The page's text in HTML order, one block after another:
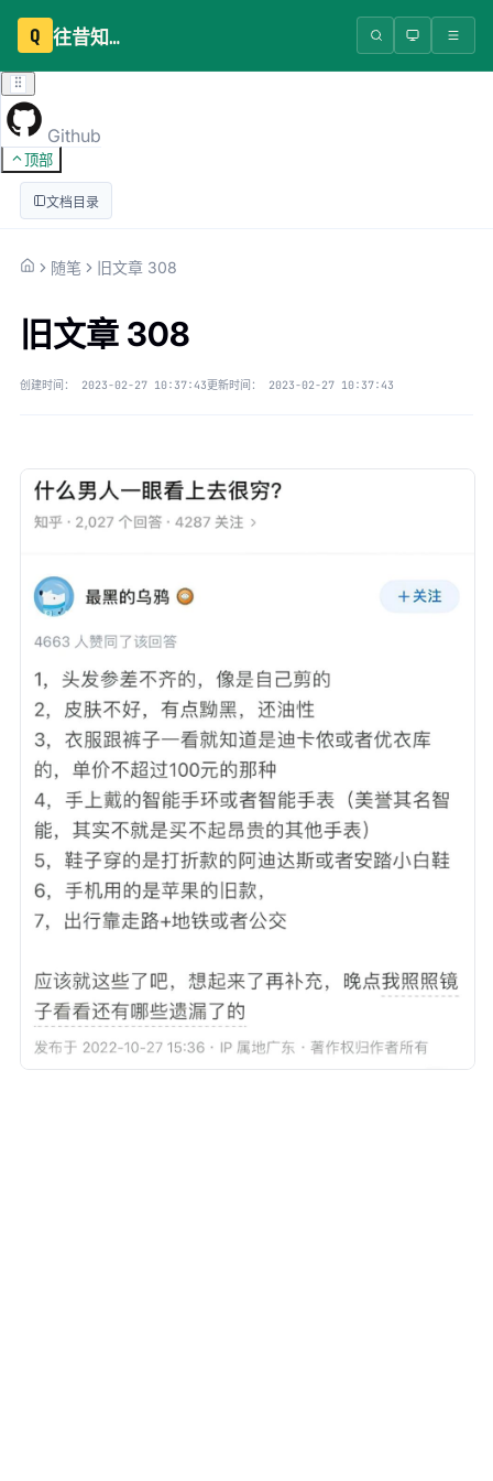
Q 往昔知识库
Github
顶部
文档目录
随笔 旧文章 308
旧文章 308
创建时间： 2023-02-27 10:37:43更新时间： 2023-02-27 10:37:43